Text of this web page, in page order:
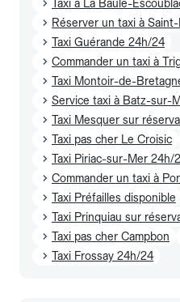
Taxi à La Baule-
Réserver un taxi à Saint-
Taxi Guérande 24h/24
Commander un taxi à
Taxi Montoir-de-
Service taxi à Batz-sur-
Taxi Mesquer sur
Taxi pas cher Le Croisic
Taxi Piriac-sur-Mer 24h/
Commander un taxi à
Taxi Préfailles disponible
Taxi Prinquiau sur
Taxi pas cher Campbon
Taxi Frossay 24h/24